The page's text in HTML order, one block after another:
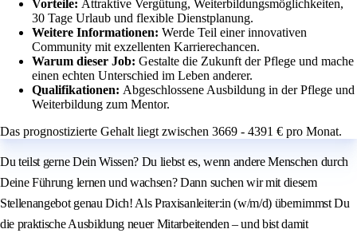
Vorteile: Attraktive Vergütung, Weiterbildungsmöglichkeiten,
30 Tage Urlaub und flexible Dienstplanung.
Weitere Informationen: Werde Teil einer innovativen
Community mit exzellenten Karrierechancen.
Warum dieser Job: Gestalte die Zukunft der Pflege und mache
einen echten Unterschied im Leben anderer.
Qualifikationen: Abgeschlossene Ausbildung in der Pflege und
Weiterbildung zum Mentor.
Das prognostizierte Gehalt liegt zwischen 3669 - 4391 € pro Monat.
Du teilst gerne Dein Wissen? Du liebst es, wenn andere Menschen durch
Deine Führung lernen und wachsen? Dann suchen wir mit diesem
Stellenangebot genau Dich! Als Praxisanleiter:in (w/m/d) übernimmst Du
die praktische Ausbildung neuer Mitarbeitenden – und bist damit